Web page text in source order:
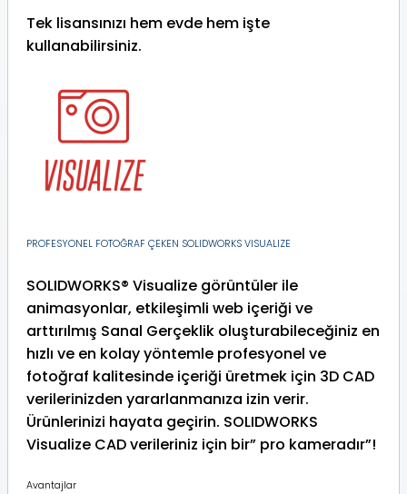
Tek lisansınızı hem evde hem işte
kullanabilirsiniz.
PROFESYONEL FOTOĞRAF ÇEKEN SOLIDWORKS VISUALIZE
SOLIDWORKS® Visualize görüntüler ile
animasyonlar, etkileşimli web içeriği ve
arttırılmış Sanal Gerçeklik oluşturabileceğiniz en
hızlı ve en kolay yöntemle profesyonel ve
fotoğraf kalitesinde içeriği üretmek için 3D CAD
verilerinizden yararlanmanıza izin verir.
Ürünlerinizi hayata geçirin. SOLIDWORKS
Visualize CAD verileriniz için bir” pro kameradır”!
Avantajlar